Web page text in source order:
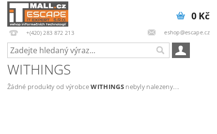
+(420) 283 872 213 eshop@escape.cz
0 Kč
WITHINGS
Žádné produkty od výrobceWITHINGSnebyly nalezeny....